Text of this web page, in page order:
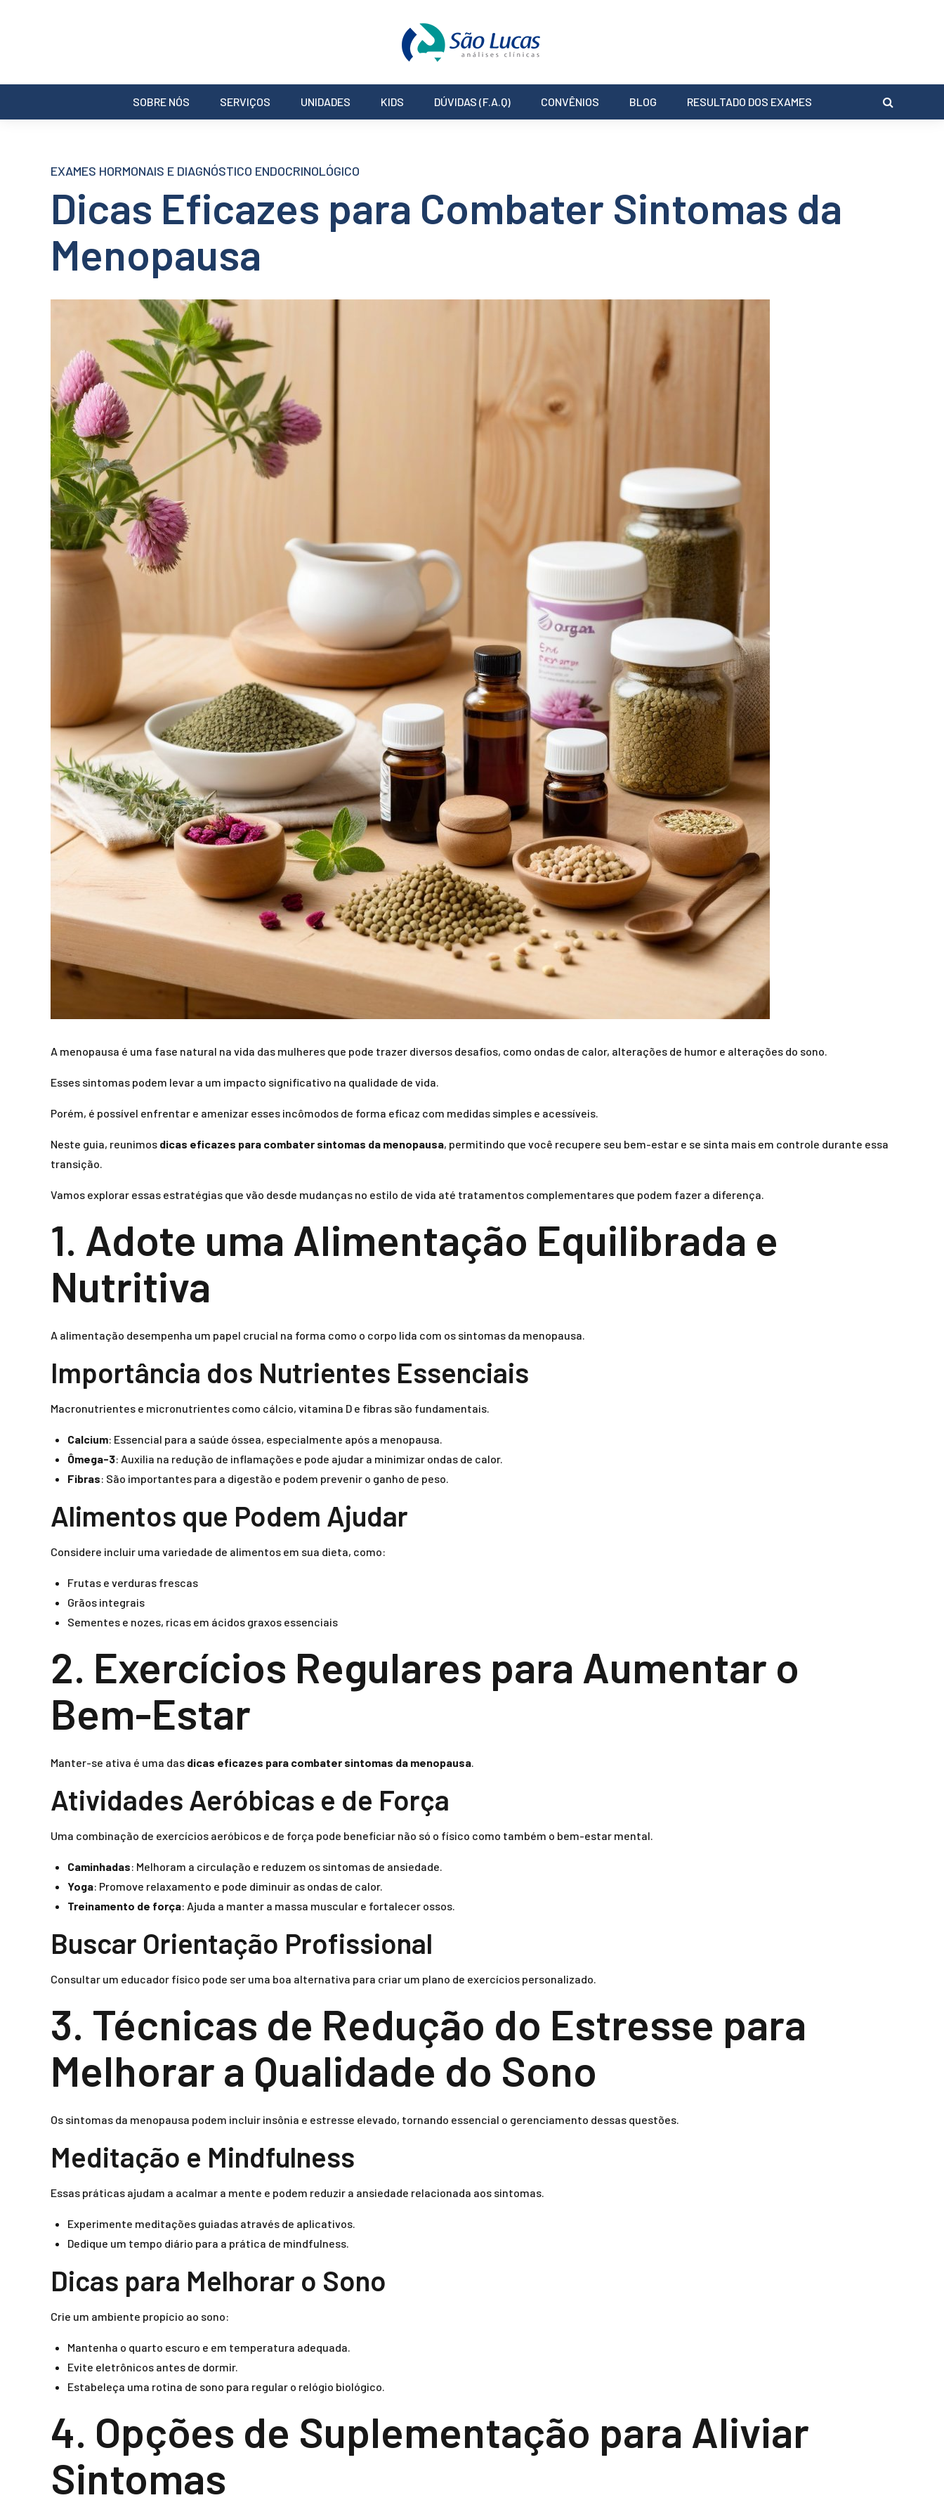
SOBRE NÓS SERVIÇOS UNIDADES KIDS DÚVIDAS (F.A.Q) CONVÊNIOS BLOG RESULTADO DOS EXAMES
EXAMES HORMONAIS E DIAGNÓSTICO ENDOCRINOLÓGICO
Dicas Eficazes para Combater Sintomas da
Menopausa
A menopausa é uma fase natural na vida das mulheres que pode trazer diversos desafios, como ondas de calor, alterações de humor e alterações do sono.
Esses sintomas podem levar a um impacto significativo na qualidade de vida.
Porém, é possível enfrentar e amenizar esses incômodos de forma eficaz com medidas simples e acessíveis.
Neste guia, reunimos dicas eficazes para combater sintomas da menopausa, permitindo que você recupere seu bem-estar e se sinta mais em controle durante essa
transição.
Vamos explorar essas estratégias que vão desde mudanças no estilo de vida até tratamentos complementares que podem fazer a diferença.
1. Adote uma Alimentação Equilibrada e
Nutritiva
A alimentação desempenha um papel crucial na forma como o corpo lida com os sintomas da menopausa.
Importância dos Nutrientes Essenciais
Macronutrientes e micronutrientes como cálcio, vitamina D e fibras são fundamentais.
Calcium: Essencial para a saúde óssea, especialmente após a menopausa.
Ômega-3: Auxilia na redução de inflamações e pode ajudar a minimizar ondas de calor.
Fibras: São importantes para a digestão e podem prevenir o ganho de peso.
Alimentos que Podem Ajudar
Considere incluir uma variedade de alimentos em sua dieta, como:
Frutas e verduras frescas
Grãos integrais
Sementes e nozes, ricas em ácidos graxos essenciais
2. Exercícios Regulares para Aumentar o
Bem-Estar
Manter-se ativa é uma das dicas eficazes para combater sintomas da menopausa.
Atividades Aeróbicas e de Força
Uma combinação de exercícios aeróbicos e de força pode beneficiar não só o físico como também o bem-estar mental.
Caminhadas: Melhoram a circulação e reduzem os sintomas de ansiedade.
Yoga: Promove relaxamento e pode diminuir as ondas de calor.
Treinamento de força: Ajuda a manter a massa muscular e fortalecer ossos.
Buscar Orientação Profissional
Consultar um educador físico pode ser uma boa alternativa para criar um plano de exercícios personalizado.
3. Técnicas de Redução do Estresse para
Melhorar a Qualidade do Sono
Os sintomas da menopausa podem incluir insônia e estresse elevado, tornando essencial o gerenciamento dessas questões.
Meditação e Mindfulness
Essas práticas ajudam a acalmar a mente e podem reduzir a ansiedade relacionada aos sintomas.
Experimente meditações guiadas através de aplicativos.
Dedique um tempo diário para a prática de mindfulness.
Dicas para Melhorar o Sono
Crie um ambiente propício ao sono:
Mantenha o quarto escuro e em temperatura adequada.
Evite eletrônicos antes de dormir.
Estabeleça uma rotina de sono para regular o relógio biológico.
4. Opções de Suplementação para Aliviar
Sintomas